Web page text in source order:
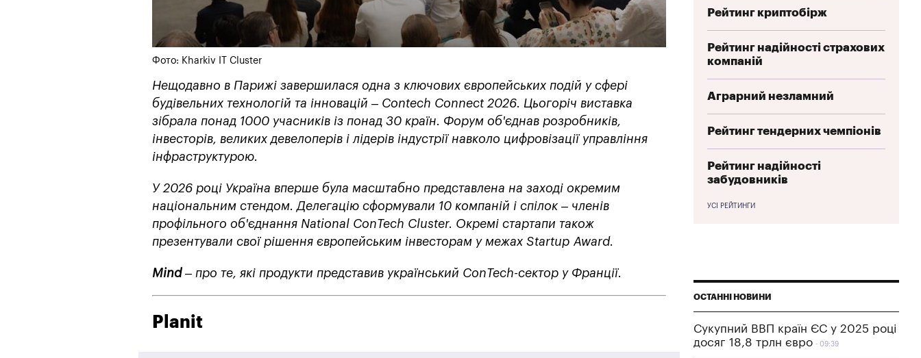
Фото: Kharkiv IT Cluster
Нещодавно в Парижі завершилася одна з ключових європейських подій у сфері
будівельних технологій та інновацій – Contech Connect 2026. Цьогоріч виставка
зібрала понад 1000 учасників із понад 30 країн. Форум об'єднав розробників,
інвесторів, великих девелоперів і лідерів індустрії навколо цифровізації управління
інфраструктурою.
У 2026 році Україна вперше була масштабно представлена на заході окремим
національним стендом. Делегацію сформували 10 компаній і спілок – членів
профільного об'єднання National ConTech Cluster. Окремі стартапи також
презентували свої рішення європейським інвесторам у межах Startup Award.
Mind– про те, які продукти представив український ConTech-сектор у Франції.
Planit
Рейтинг криптобірж
Рейтинг надійності страхових
компаній
Аграрний незламний
Рейтинг тендерних чемпіонів
Рейтинг надійності
забудовників
УСІ РЕЙТИНГИ
ОСТАННІ НОВИНИ
Сукупний ВВП країн ЄС у 2025 році
досяг 18,8 трлн євро
09:39